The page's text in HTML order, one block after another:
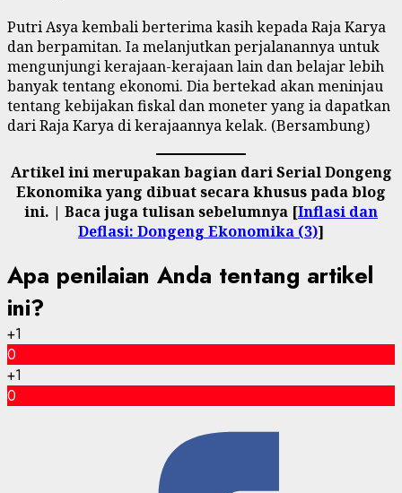
Putri Asya kembali berterima kasih kepada Raja Karya
dan berpamitan. Ia melanjutkan perjalanannya untuk
mengunjungi kerajaan-kerajaan lain dan belajar lebih
banyak tentang ekonomi. Dia bertekad akan meninjau
tentang kebijakan fiskal dan moneter yang ia dapatkan
dari Raja Karya di kerajaannya kelak. (Bersambung)
Artikel ini merupakan bagian dari Serial Dongeng
Ekonomika yang dibuat secara khusus pada blog
ini. | Baca juga tulisan sebelumnya [Inflasi dan
Deflasi: Dongeng Ekonomika (3)]
Apa penilaian Anda tentang artikel
ini?
+1
0
+1
0